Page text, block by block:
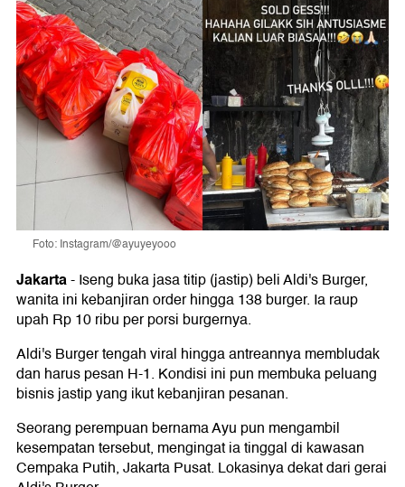
Foto: Instagram/@ayuyeyooo
Jakarta-Iseng buka jasa titip (jastip) beli Aldi's Burger,
wanita ini kebanjiran order hingga 138 burger. Ia raup
upah Rp 10 ribu per porsi burgernya.
Aldi's Burger tengah viral hingga antreannya membludak
dan harus pesan H-1. Kondisi ini pun membuka peluang
bisnis jastip yang ikut kebanjiran pesanan.
Seorang perempuan bernama Ayu pun mengambil
kesempatan tersebut, mengingat ia tinggal di kawasan
Cempaka Putih, Jakarta Pusat. Lokasinya dekat dari gerai